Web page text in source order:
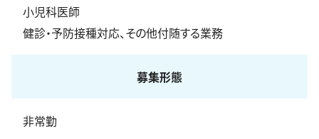
小児科医師
健診・予防接種対応、その他付随する業務
募集形態
非常勤